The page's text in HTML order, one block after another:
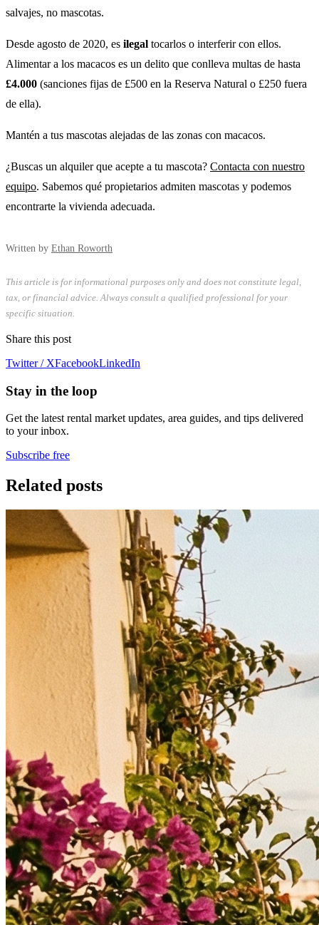
salvajes, no mascotas.
Desde agosto de 2020, es ilegal tocarlos o interferir con ellos.
Alimentar a los macacos es un delito que conlleva multas de hasta
£4.000 (sanciones fijas de £500 en la Reserva Natural o £250 fuera
de ella).
Mantén a tus mascotas alejadas de las zonas con macacos.
¿Buscas un alquiler que acepte a tu mascota? Contacta con nuestro
equipo. Sabemos qué propietarios admiten mascotas y podemos
encontrarte la vivienda adecuada.
Written by Ethan Roworth
This article is for informational purposes only and does not constitute legal,
tax, or financial advice. Always consult a qualified professional for your
specific situation.
Share this post
Twitter / XFacebookLinkedIn
Stay in the loop
Get the latest rental market updates, area guides, and tips delivered
to your inbox.
Subscribe free
Related posts